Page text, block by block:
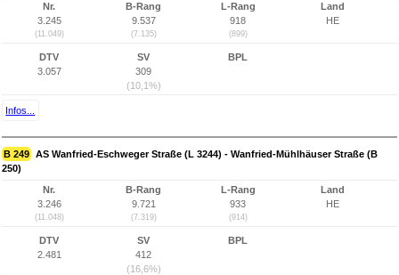
Nr.
3.245
(11.049)
B-Rang
9.537
(7.135)
L-Rang
918
(899)
Land
HE
DTV
3.057
SV
309
(10,1%)
BPL
Infos...
B 249 AS Wanfried-Eschweger Straße (L 3244) - Wanfried-Mühlhäuser Straße (B
250)
Nr.
3.246
(11.048)
B-Rang
9.721
(7.319)
L-Rang
933
(914)
Land
HE
DTV
2.481
SV
412
(16,6%)
BPL